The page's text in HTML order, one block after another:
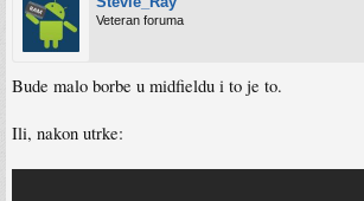
Veteran foruma
Bude malo borbe u midfieldu i to je to.
Ili, nakon utrke: